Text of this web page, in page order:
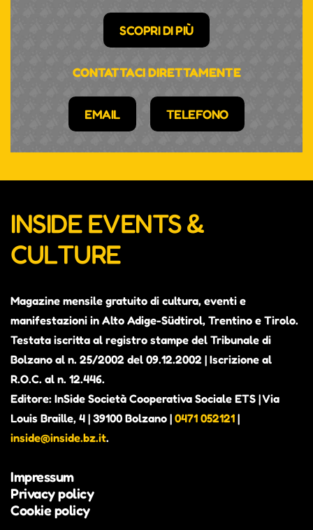
SCOPRI DI PIÙ
CONTATTACI DIRETTAMENTE
EMAIL TELEFONO
INSIDE EVENTS &
CULTURE
Magazine mensile gratuito di cultura, eventi e
manifestazioni in Alto Adige-Südtirol, Trentino e Tirolo.
Testata iscritta al registro stampe del Tribunale di
Bolzano al n. 25/2002 del 09.12.2002 | Iscrizione al
R.O.C. al n. 12.446.
Editore: InSide Società Cooperativa Sociale ETS | Via
Louis Braille, 4 | 39100 Bolzano | 0471 052121 |
inside@inside.bz.it.
Impressum
Privacy policy
Cookie policy